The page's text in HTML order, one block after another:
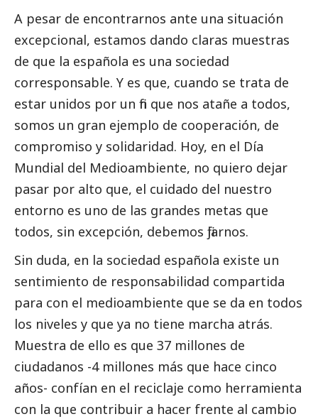
A pesar de encontrarnos ante una situación
excepcional, estamos dando claras muestras
de que la española es una sociedad
corresponsable. Y es que, cuando se trata de
estar unidos por un fin que nos atañe a todos,
somos un gran ejemplo de cooperación, de
compromiso y solidaridad. Hoy, en el Día
Mundial del Medioambiente, no quiero dejar
pasar por alto que, el cuidado del nuestro
entorno es uno de las grandes metas que
todos, sin excepción, debemos fijarnos.
Sin duda, en la sociedad española existe un
sentimiento de responsabilidad compartida
para con el medioambiente que se da en todos
los niveles y que ya no tiene marcha atrás.
Muestra de ello es que 37 millones de
ciudadanos -4 millones más que hace cinco
años- confían en el reciclaje como herramienta
con la que contribuir a hacer frente al cambio